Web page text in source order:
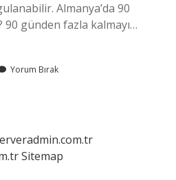
Almanya’da 90
günden fazla kalmayı…
Yorum Bırak
Sitemap